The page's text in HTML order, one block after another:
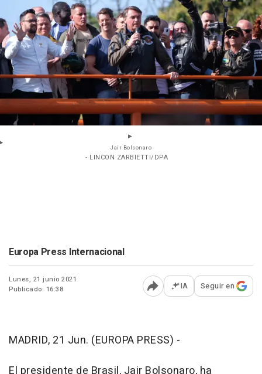
Jair Bolsonaro
- LINCON ZARBIETTI/DPA
Europa Press Internacional
Lunes, 21 junio 2021
Publicado: 16:38
Abrir opciones para
IA Seguir en
MADRID, 21 Jun. (EUROPA PRESS) -